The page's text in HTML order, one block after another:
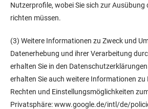
Nutzerprofile, wobei Sie sich zur Ausübung
richten müssen.
(3) Weitere Informationen zu Zweck und
Datenerhebung und ihrer Verarbeitung
erhalten Sie in den
erhalten Sie auch weitere Informationen zu
Rechten und Einstellungsmöglichkeiten
Privatsphäre: www.google.de/intl/de/